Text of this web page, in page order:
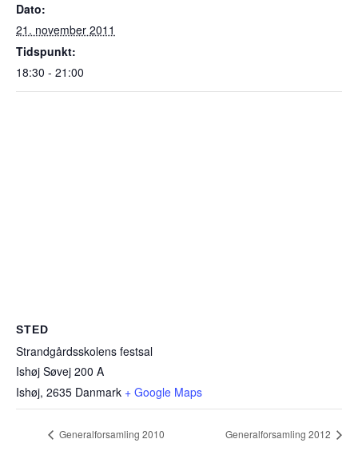
Dato:
21. november 2011
Tidspunkt:
18:30 - 21:00
STED
Strandgårdsskolens festsal
Ishøj Søvej 200 A
Ishøj, 2635 Danmark + Google Maps
Generalforsamling 2010 Generalforsamling 2012